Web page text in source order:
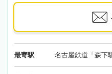
最寄駅 名古屋鉄道「森下